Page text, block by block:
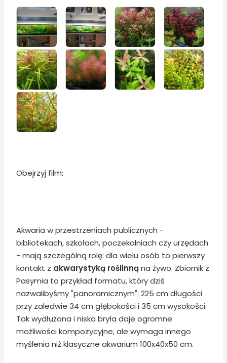
Obejrzyj film:
Akwaria w przestrzeniach publicznych -
bibliotekach, szkołach, poczekalniach czy urzędach
- mają szczególną rolę: dla wielu osób to pierwszy
kontakt z akwarystyką roślinnąna żywo. Zbiornik z
Pasymia to przykład formatu, który dziś
nazwalibyśmy "panoramicznym": 225 cm długości
przy zaledwie 34 cm głębokości i 35 cm wysokości.
Tak wydłużona i niska bryła daje ogromne
możliwości kompozycyjne, ale wymaga innego
myślenia niż klasyczne akwarium 100x40x50 cm.